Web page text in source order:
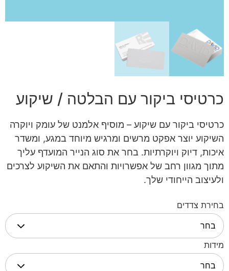
כרטיסי ביקור עם הבלטה / שיקוע
כרטיסי ביקור עם שיקוע – מוסיף אלמנט של עומק ויוקרה
השיקוע יוצר אפקט מרשים ומרגיש מיוחד במגע, ומשדר
איכות, דיוק ויוקרתיות. בחר את סוג הנייר המועדף עליך
מתוך מגוון רחב של אפשרויות והתאם את השיקוע לצרכים
ולעיצוב הייחודי שלך.
בחירת צדדים
מידות